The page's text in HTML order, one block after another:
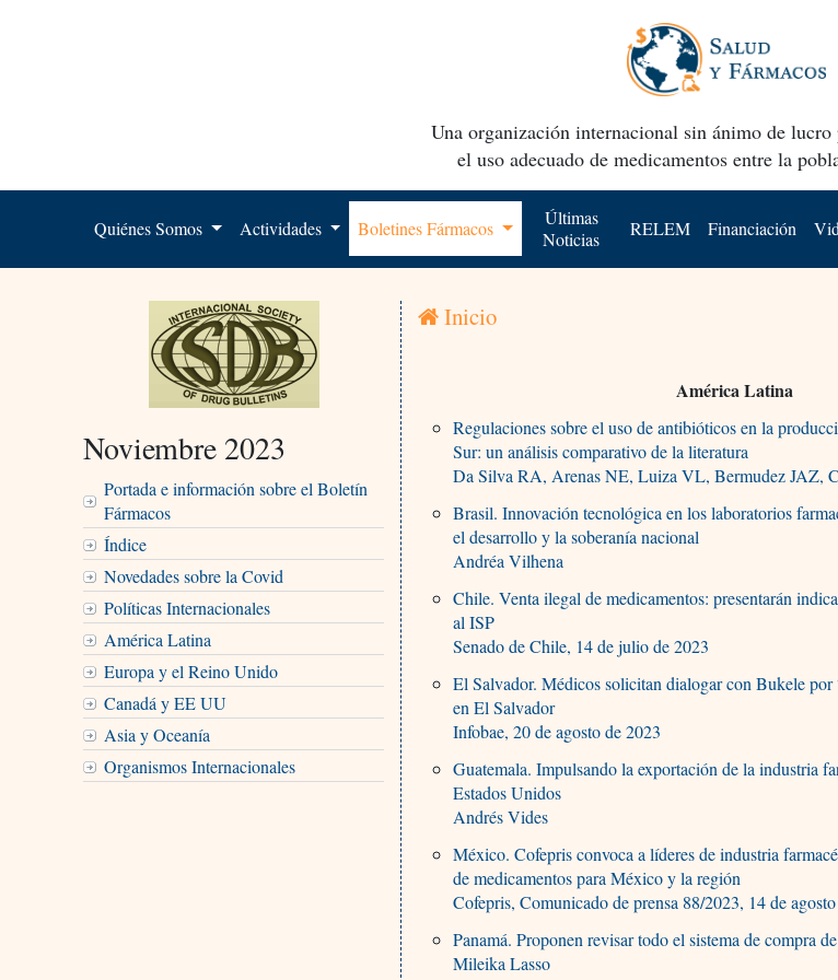
Una organización internacional sin ánimo de lucro
el uso adecuado de medicamentos entre la
Quiénes Somos Actividades Boletines Fármacos
Últimas
Noticias
RELEM Financiación
Noviembre 2023
Portada e información sobre el Boletín
Fármacos
Índice
Novedades sobre la Covid
Políticas Internacionales
América Latina
Europa y el Reino Unido
Canadá y EE UU
Asia y Oceanía
Organismos Internacionales
Inicio
América Latina
Regulaciones sobre el uso de antibióticos en la
Sur: un análisis comparativo de la literatura
Da Silva RA, Arenas NE, Luiza VL, Bermudez JAZ,
Brasil. Innovación tecnológica en los laboratorios
el desarrollo y la soberanía nacional
Andréa Vilhena
Chile. Venta ilegal de medicamentos: presentarán
al ISP
Senado de Chile, 14 de julio de 2023
El Salvador. Médicos solicitan dialogar con Bukele por
en El Salvador
Infobae, 20 de agosto de 2023
Guatemala. Impulsando la exportación de la industria
Estados Unidos
Andrés Vides
México. Cofepris convoca a líderes de industria
de medicamentos para México y la región
Cofepris, Comunicado de prensa 88/2023, 14 de
Panamá. Proponen revisar todo el sistema de compra
Mileika Lasso